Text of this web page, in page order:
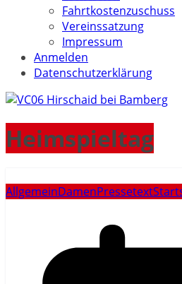
Fahrtkostenzuschuss
Vereinssatzung
Impressum
Anmelden
Datenschutzerklärung
Heimspieltag
AllgemeinDamenPressetext